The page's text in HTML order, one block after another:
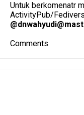
Untuk berkomenatr
ActivityPub/
@
Comments